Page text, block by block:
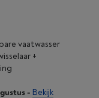
vaatwasser
+
- Bekijk